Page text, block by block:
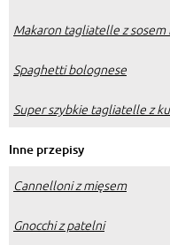
Makaron tagliatelle z
Spaghetti bolognese
Super szybkie tagliatelle z
Inne przepisy
Cannelloni z mięsem
Gnocchi z patelni